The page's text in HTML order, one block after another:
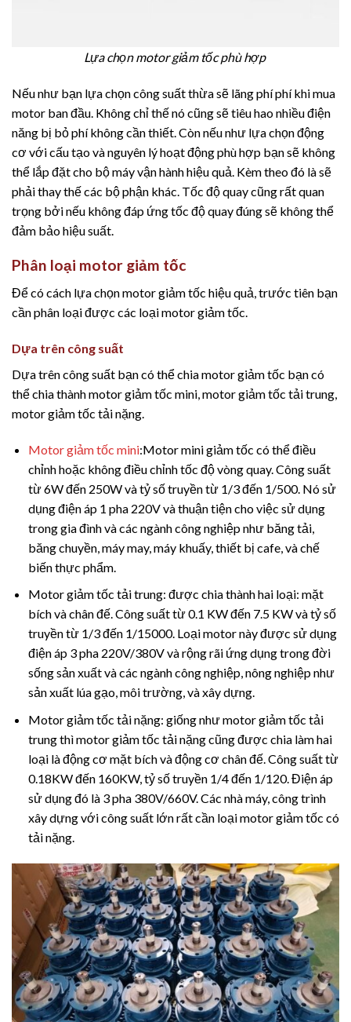
Lựa chọn motor giảm tốc phù hợp
Nếu như bạn lựa chọn công suất thừa sẽ lãng phí phí khi mua
motor ban đầu. Không chỉ thế nó cũng sẽ tiêu hao nhiều điện
năng bị bỏ phí không cần thiết. Còn nếu như lựa chọn động
cơ với cấu tạo và nguyên lý hoạt động phù hợp bạn sẽ không
thể lắp đặt cho bộ máy vận hành hiệu quả. Kèm theo đó là sẽ
phải thay thế các bộ phận khác. Tốc độ quay cũng rất quan
trọng bởi nếu không đáp ứng tốc độ quay đúng sẽ không thể
đảm bảo hiệu suất.
Phân loại motor giảm tốc
Để có cách lựa chọn motor giảm tốc hiệu quả, trước tiên bạn
cần phân loại được các loại motor giảm tốc.
Dựa trên công suất
Dựa trên công suất bạn có thể chia motor giảm tốc bạn có
thể chia thành motor giảm tốc mini, motor giảm tốc tải trung,
motor giảm tốc tải nặng.
Motor giảm tốc mini:Motor mini giảm tốc có thể điều
chỉnh hoặc không điều chỉnh tốc độ vòng quay. Công suất
từ 6W đến 250W và tỷ số truyền từ 1/3 đến 1/500. Nó sử
dụng điện áp 1 pha 220V và thuận tiện cho việc sử dụng
trong gia đình và các ngành công nghiệp như băng tải,
băng chuyền, máy may, máy khuấy, thiết bị cafe, và chế
biến thực phẩm.
Motor giảm tốc tải trung: được chia thành hai loại: mặt
bích và chân đế. Công suất từ 0.1 KW đến 7.5 KW và tỷ số
truyền từ 1/3 đến 1/15000. Loại motor này được sử dụng
điện áp 3 pha 220V/380V và rộng rãi ứng dụng trong đời
sống sản xuất và các ngành công nghiệp, nông nghiệp như
sản xuất lúa gạo, môi trường, và xây dựng.
Motor giảm tốc tải nặng: giống như motor giảm tốc tải
trung thì motor giảm tốc tải nặng cũng được chia làm hai
loại là động cơ mặt bích và động cơ chân đế. Công suất từ
0.18KW đến 160KW, tỷ số truyền 1/4 đến 1/120. Điện áp
sử dụng đó là 3 pha 380V/660V. Các nhà máy, công trình
xây dựng với công suất lớn rất cần loại motor giảm tốc có
tải nặng.